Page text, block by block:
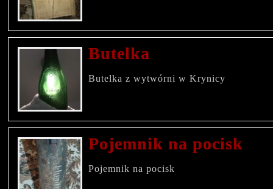
Butelka
Butelka z wytwórni w Krynicy
Pojemnik na pocisk
Pojemnik na pocisk